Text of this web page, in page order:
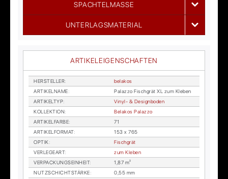
SPACHTELMASSE
UNTERLAGSMATERIAL
ARTIKELEIGENSCHAFTEN
HER­STEL­LER:
bela­kos
AR­TI­KEL­NA­ME:
Pa­laz­zo Fisch­grät XL zum Kle­ben
AR­TI­KEL­TYP:
Vi­nyl- & De­sign­bo­den
KOL­LEK­TI­ON:
Bela­kos Pa­laz­zo
AR­TI­KEL­FAR­BE:
71
AR­TI­KEL­FOR­MAT:
153 x 765
OP­TIK:
Fisch­grät
VER­LE­GE­ART:
zum Kle­ben
VER­PA­CKUNGS­EIN­HEIT:
1,87 m²
NUTZ­SCHICHT­STÄR­KE:
0,55 mm